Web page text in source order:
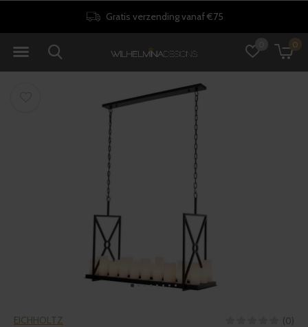
0
Gratis verzending vanaf €75
EICHHOLTZ (0)